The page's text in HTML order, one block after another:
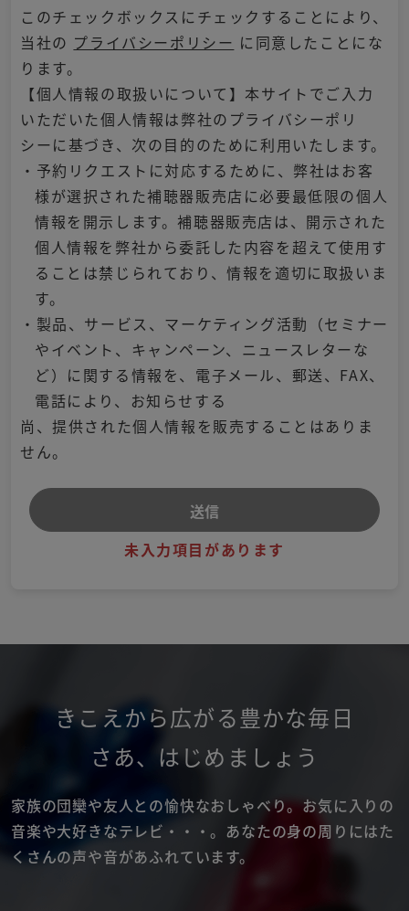
このチェックボックスにチェックすることにより、
当社の プライバシーポリシー に同意したことにな
ります。
【個人情報の取扱いについて】本サイトでご入力
いただいた個人情報は弊社のプライバシーポリ
シーに基づき、次の目的のために利用いたします。
・予約リクエストに対応するために、弊社はお客
様が選択された補聴器販売店に必要最低限の個人
情報を開示します。補聴器販売店は、開示された
個人情報を弊社から委託した内容を超えて使用す
ることは禁じられており、情報を適切に取扱いま
す。
・製品、サービス、マーケティング活動（セミナー
やイベント、キャンペーン、ニュースレターな
ど）に関する情報を、電子メール、郵送、FAX、
電話により、お知らせする
尚、提供された個人情報を販売することはありま
せん。
未入力項目があります
きこえから広がる豊かな毎日
さあ、 はじめましょう
家族の団欒や友人との愉快なおしゃべり。お気に入りの
音楽や大好きなテレビ・・・。 あなたの身の周りにはた
くさんの声や音があふれています。